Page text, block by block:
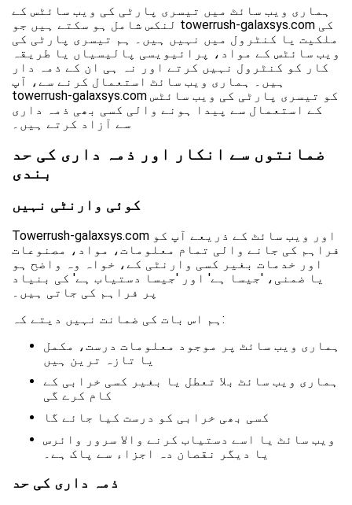
ہماری ویب سائٹ میں تیسری پارٹی کی ویب سائٹس کے
لنکس شامل ہو سکتے ہیں جو towerrush-galaxsys.com کی
ملکیت یا کنٹرول میں نہیں ہیں۔ ہم تیسری پارٹی کی
ویب سائٹس کے مواد، پرائیویسی پالیسیاں یا طریقہ
کار کو کنٹرول نہیں کرتے اور نہ ہی ان کے ذمہ دار
ہیں۔ ہماری ویب سائٹ استعمال کرنے سے، آپ
towerrush-galaxsys.com کو تیسری پارٹی کی ویب سائٹس
کے استعمال سے پیدا ہونے والی کسی بھی ذمہ داری
سے آزاد کرتے ہیں۔
ضمانتوں سے انکار اور ذمہ داری کی حد
بندی
کوئی وارنٹی نہیں
Towerrush-galaxsys.com اور ویب سائٹ کے ذریعے آپ کو
فراہم کی جانے والی تمام معلومات، مواد، مصنوعات
اور خدمات بغیر کسی وارنٹی کے، خواہ وہ واضح ہو
یا ضمنی، 'جیسا ہے' اور 'جیسا دستیاب ہے' کی بنیاد
پر فراہم کی جاتی ہیں۔
ہم اس بات کی ضمانت نہیں دیتے کہ:
ہماری ویب سائٹ پر موجود معلومات درست، مکمل
یا تازہ ترین ہیں
ہماری ویب سائٹ بلا تعطل یا بغیر کسی خرابی کے
کام کرے گی
کسی بھی خرابی کو درست کیا جائے گا
ویب سائٹ یا اسے دستیاب کرنے والا سرور وائرس
یا دیگر نقصان دہ اجزاء سے پاک ہے۔
ذمہ داری کی حد